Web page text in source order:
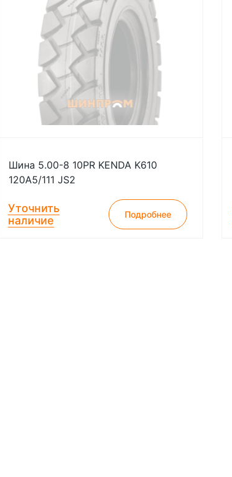
Шина 5.00-8 10PR KENDA K610
120A5/111 JS2
Уточнить
наличие
Подробнее